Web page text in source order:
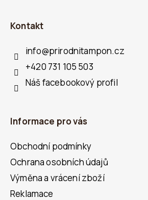
Kontakt
info@prirodnitampon.cz
+420 731 105 503
Náš facebookový profil
Informace pro vás
Obchodní podmínky
Ochrana osobních údajů
Výměna a vrácení zboží
Reklamace